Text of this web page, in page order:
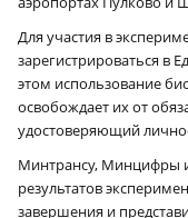
Для участия в
зарегистрироваться в
этом использование
освобождает их от
удостоверяющий
Минтрансу, Минцифры
результатов
завершения и